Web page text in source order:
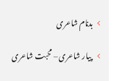
بدنام شاعری
پیار شاعری – محبت شاعری